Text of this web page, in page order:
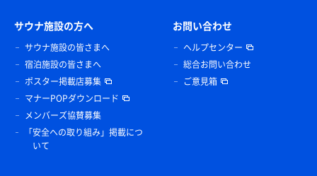
サウナ施設の方へ
サウナ施設の皆さまへ
宿泊施設の皆さまへ
ポスター掲載店募集
マナーPOPダウンロード
メンバーズ協賛募集
「安全への取り組み」掲載につ
いて
お問い合わせ
ヘルプセンター
総合お問い合わせ
ご意見箱